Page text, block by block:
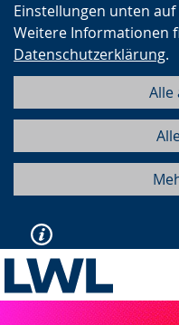
Einstellungen unten
Weitere Informationen
Datenschutzerklärung.
Alle